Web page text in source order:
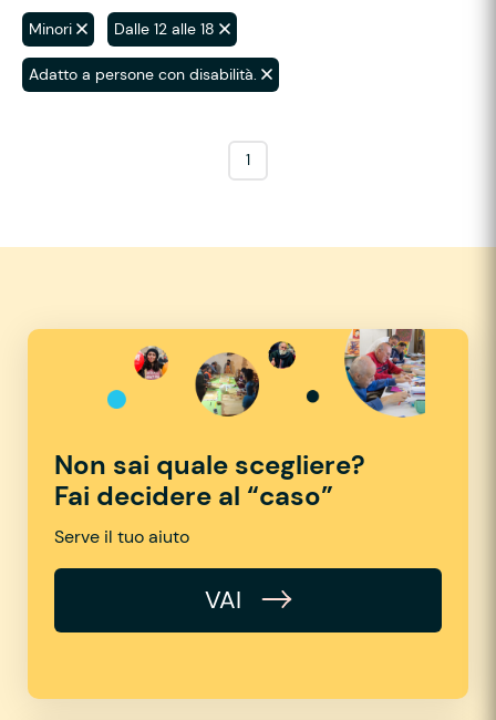
Minori Dalle 12 alle 18
Adatto a persone con disabilità.
1
Non sai quale scegliere?
Fai decidere al “caso”
Serve il tuo aiuto
VAI